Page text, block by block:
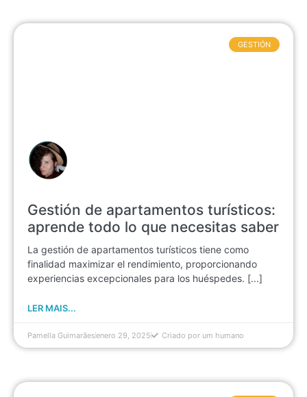
Gestión de apartamentos turísticos:
aprende todo lo que necesitas saber
La gestión de apartamentos turísticos tiene como
finalidad maximizar el rendimiento, proporcionando
experiencias excepcionales para los huéspedes. [...]
LER MAIS...
GESTIÓN
Pamella Guimarãesenero 29, 2025 Criado por um humano